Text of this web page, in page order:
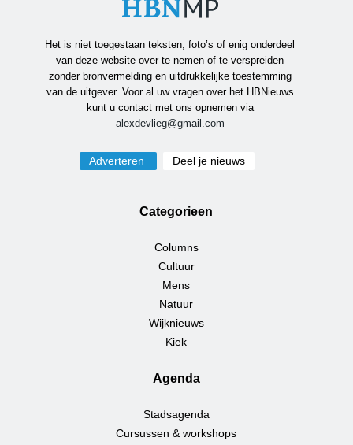
Het is niet toegestaan teksten, foto’s of enig onderdeel
van deze website over te nemen of te verspreiden
zonder bronvermelding en uitdrukkelijke toestemming
van de uitgever. Voor al uw vragen over het HBNieuws
kunt u contact met ons opnemen via
alexdevlieg@gmail.com
Adverteren Deel je nieuws
Categorieen
Columns
Cultuur
Mens
Natuur
Wijknieuws
Kiek
Agenda
Stadsagenda
Cursussen & workshops